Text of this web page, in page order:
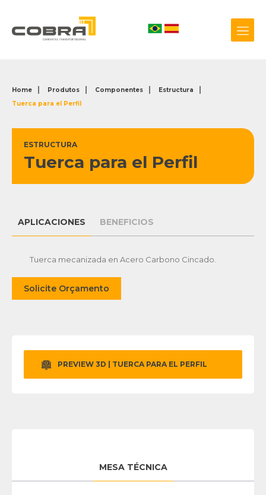
Biblioteca 3D
Home Produtos Componentes
Estructura
Tuerca para el Perfil
PREVIEW 3D | TUERCA PARA EL PERFIL
ESTRUCTURA
Tuerca para el Perfil
APLICACIONES BENEFICIOS
Tuerca mecanizada en Acero Carbono Cincado.
Solicite Orçamento
MESA TÉCNICA